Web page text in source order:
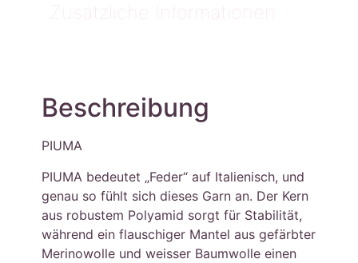
Zusätzliche Informationen
Beschreibung
PIUMA
PIUMA bedeutet „Feder“ auf Italienisch, und
genau so fühlt sich dieses Garn an. Der Kern
aus robustem Polyamid sorgt für Stabilität,
während ein flauschiger Mantel aus gefärbter
Merinowolle und weisser Baumwolle einen